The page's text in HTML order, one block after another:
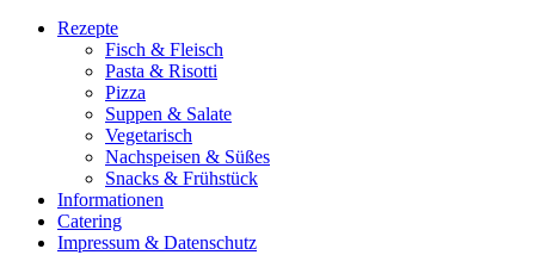
Rezepte
Fisch & Fleisch
Pasta & Risotti
Pizza
Suppen & Salate
Vegetarisch
Nachspeisen & Süßes
Snacks & Frühstück
Informationen
Catering
Impressum & Datenschutz